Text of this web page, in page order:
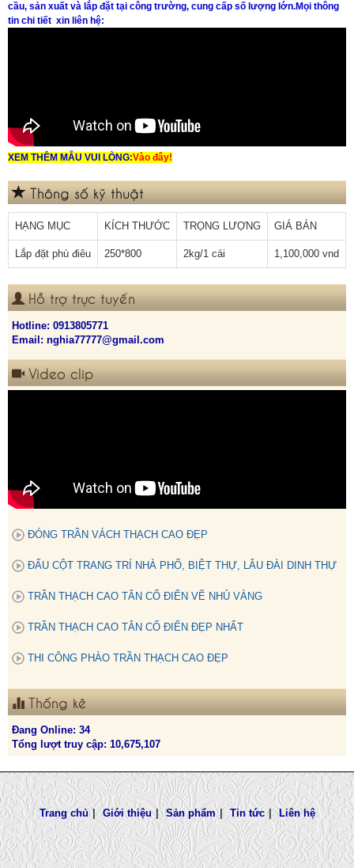
cầu, sản xuất và lắp đặt tại công trường, cung cấp số lượng lớn.Mọi thông
tin chi tiết xin liên hệ:
XEM THÊM MẪU VUI LÒNG:Vào đây!
Thông số kỹ thuật
HẠNG MỤC KÍCH THƯỚC TRỌNG LƯỢNG GIÁ BÁN
Lắp đặt phù điêu 250*800 2kg/1 cái 1,100,000 vnd
Hỗ trợ trực tuyến
Hotline: 0913805771
Email: nghia77777@gmail.com
Video clip
ĐÓNG TRẦN VÁCH THẠCH CAO ĐẸP
ĐẤU CỘT TRANG TRÍ NHÀ PHỐ, BIỆT THỰ, LÂU ĐÀI DINH THỰ
TRẦN THẠCH CAO TÂN CỔ ĐIỂN VẼ NHỦ VÀNG
TRẦN THẠCH CAO TÂN CỔ ĐIỂN ĐẸP NHẤT
THI CÔNG PHÀO TRẦN THẠCH CAO ĐẸP
Thống kê
Đang Online: 34
Tổng lượt truy cập: 10,675,107
Trang chủ | Giới thiệu | Sản phẩm | Tin tức | Liên hệ